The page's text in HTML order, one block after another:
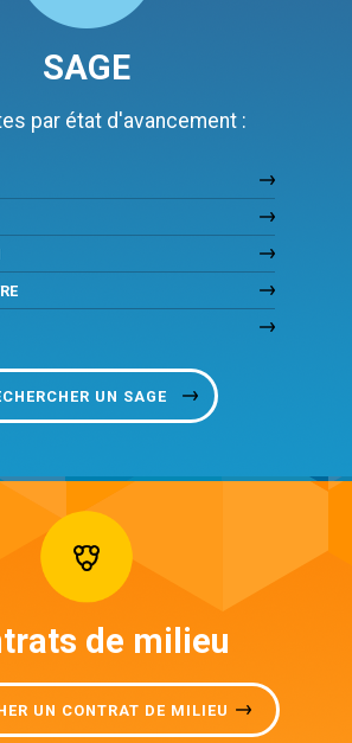
SAGE
par état d'avancement :
UN SAGE
de milieu
UN CONTRAT DE MILIEU